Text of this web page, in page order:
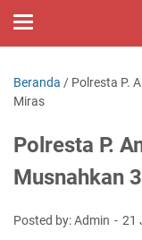
Beranda / Polresta P.
Miras
Polresta P.
Musnahkan
Posted by: Admin 21